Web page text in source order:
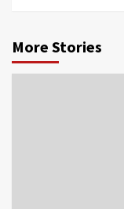
More Stories